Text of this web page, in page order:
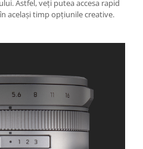
Astfel, veți putea accesa rapid
același timp opțiunile creative.